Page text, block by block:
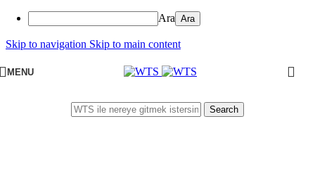
Ara
Skip to navigation Skip to main content
MENU
Search